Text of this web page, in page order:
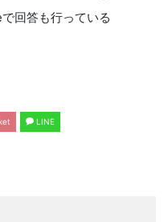
回答も行っている
LINE